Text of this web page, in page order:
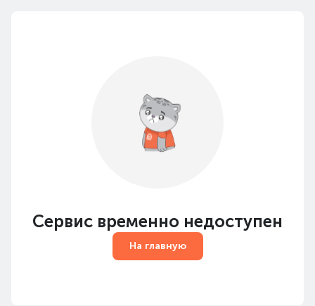
Сервис временно недоступен
На главную